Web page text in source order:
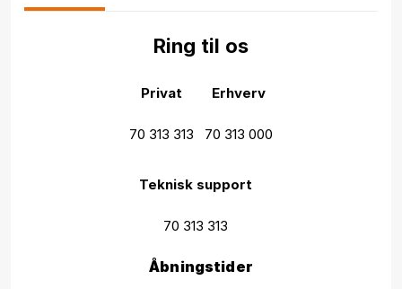
Ring til os
Privat Erhverv
70 313 313 70 313 000
Teknisk support
70 313 313
Åbningstider